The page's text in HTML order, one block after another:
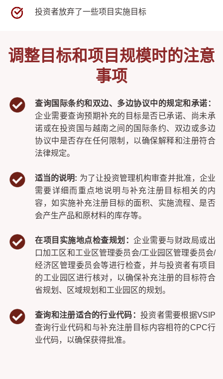
投资者放弃了一些项目实施目标
调整目标和项目规模时的注意
事项
查询国际条约和双边、多边协议中的规定和承诺：
企业需要查询预期补充的目标是否已承诺、尚未承
诺或在投资国与越南之间的国际条约、双边或多边
协议中是否存在任何限制，以确保解释和注册符合
法律规定。
适当的说明: 为了让投资管理机构审查并批准，企业
需要详细而重点地说明与补充注册目标相关的内
容，如实施补充注册目标的面积、实施流程、是否
会产生产品和原材料的库存等。
在项目实施地点检查规划：企业需要与财政局或出
口加工区和工业区管理委员会/工业园区管理委员会/
经济区管理委员会等进行检查，并与投资者有项目
的工业园区进行核对，以确保补充注册的目标符合
省规划、区域规划和工业园区的规划。
查询和注册适合的行业代码： 投资者需要根据VSIP
查询行业代码和与补充注册目标内容相符的CPC行
业代码，以确保获得批准。